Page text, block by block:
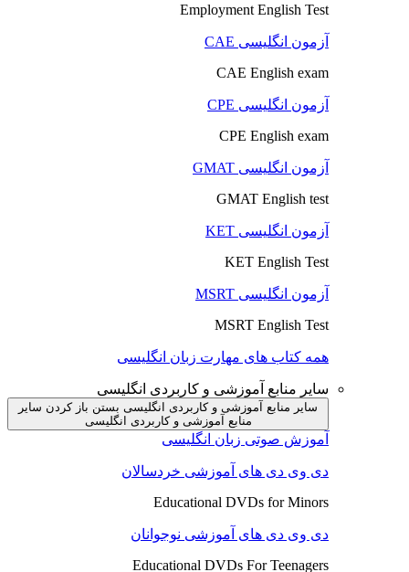
Employment English Test
آزمون انگلیسی CAE
CAE English exam
آزمون انگلیسی CPE
CPE English exam
آزمون انگلیسی GMAT
GMAT English test
آزمون انگلیسی KET
KET English Test
آزمون انگلیسی MSRT
MSRT English Test
همه کتاب های مهارت زبان انگلیسی
سایر منابع آموزشی و کاربردی انگلیسی
سایر منابع آموزشی و کاربردی انگلیسی بستن باز کردن سایر
منابع آموزشی و کاربردی انگلیسی
آموزش صوتی زبان انگلیسی
دی وی دی های آموزشی خردسالان
Educational DVDs for Minors
دی وی دی های آموزشی نوجوانان
Educational DVDs For Teenagers